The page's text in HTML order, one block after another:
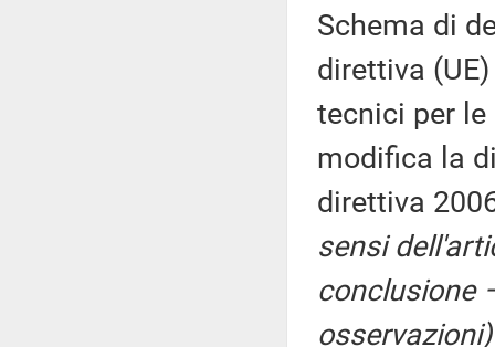
Schema di
direttiva
tecnici per
modifica la
direttiva
sensi
conclusione
osservazioni)